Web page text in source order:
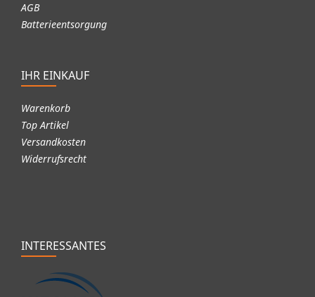
AGB
Batterieentsorgung
IHR EINKAUF
Warenkorb
Top Artikel
Versandkosten
Widerrufsrecht
INTERESSANTES